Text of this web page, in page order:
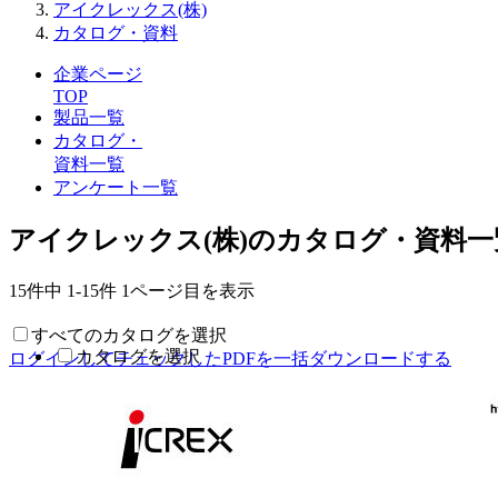
アイクレックス(株)
カタログ・資料
企業ページ
TOP
製品一覧
カタログ・
資料一覧
アンケート一覧
アイクレックス(株)のカタログ・資料
15件中 1-15件 1ページ目を表示
すべてのカタログを選択
ログインしてチェックしたPDFを一括ダウンロードする
カタログを選択